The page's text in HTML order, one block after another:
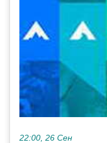
22:00, 26 Сен